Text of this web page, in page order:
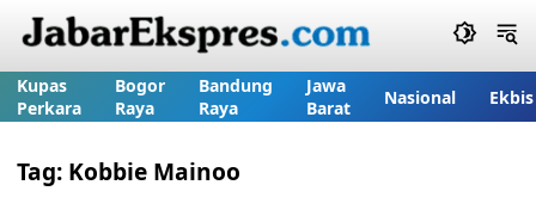
Kupas
Perkara
Bogor
Raya
Bandung
Raya
Jawa
Barat
Nasional Ekbis
Tag: Kobbie Mainoo